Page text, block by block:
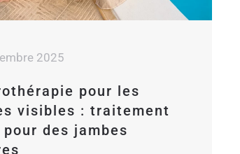
2025
pour les
visibles : traitement
pour des jambes